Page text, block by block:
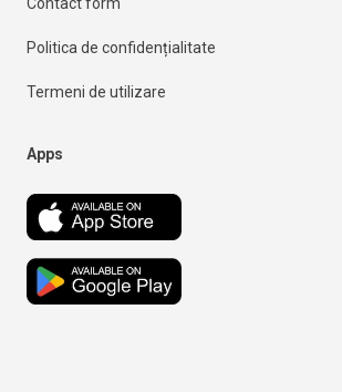
Politica de confidențialitate
Termeni de utilizare
Apps